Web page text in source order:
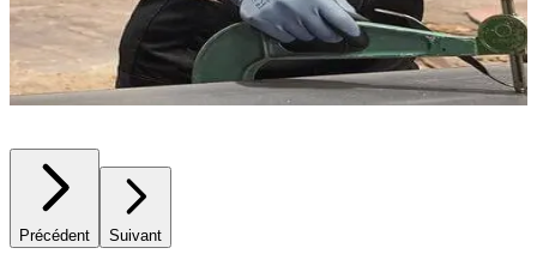
Précédent Suivant